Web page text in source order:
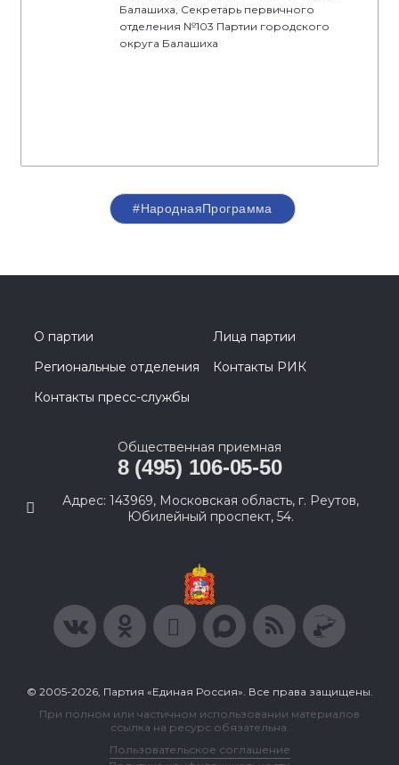
Балашиха, Секретарь первичного
отделения №103 Партии городского
округа Балашиха
#НароднаяПрограмма
О партии
Лица партии
Региональные отделения
Контакты РИК
Контакты пресс-службы
Общественная приемная
8 (495) 106-05-50
Адрес: 143969, Московская область, г. Реутов,
Юбилейный проспект, 54.
© 2005-2026, Партия «Единая Россия». Все права защищены.
При полном или частичном использовании материалов
ссылка на ресурс обязательна.
Пользовательское соглашение